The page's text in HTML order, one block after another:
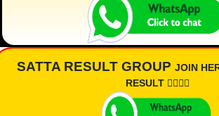
SATTA RESULT GROUP JOIN
RESULT 👇🏾👇🏾